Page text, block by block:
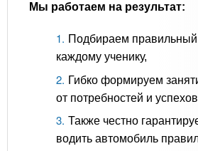
Мы работаем на результат:
Подбираем правильный
каждому ученику,
Гибко формируем
от потребностей и
Также честно
водить автомобиль